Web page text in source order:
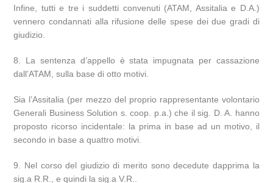
Infine, tutti e tre i suddetti convenuti (ATAM, Assitalia e D.A.)
vennero condannati alla rifusione delle spese dei due gradi di
giudizio.
8. La sentenza d’appello è stata impugnata per cassazione
dall’ATAM, sulla base di otto motivi.
Sia l’Assitalia (per mezzo del proprio rappresentante volontario
Generali Business Solution s. coop. p.a.) che il sig. D. A. hanno
proposto ricorso incidentale: la prima in base ad un motivo, il
secondo in base a quattro motivi.
9. Nel corso del giudizio di merito sono decedute dapprima la
sig.a R.R., e quindi la sig.a V.R..